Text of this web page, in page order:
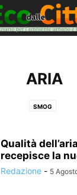
ARIA
SMOG
Qualità
recepisce la
Redazione - 5